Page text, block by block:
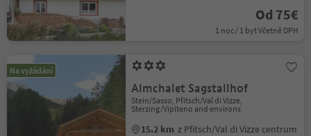
Od 75€
1 noc / 1 byt Včetně DPH
Na vyžádání
Almchalet Sagstallhof
Stein/Sasso, Pfitsch/Val di Vizze,
Sterzing/Vipiteno and environs
15.2 km z Pfitsch/Val di Vizze centrum